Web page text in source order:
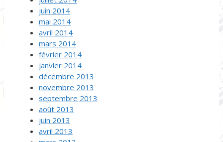
juin 2014
mai 2014
avril 2014
mars 2014
février 2014
janvier 2014
décembre 2013
novembre 2013
septembre 2013
août 2013
juin 2013
avril 2013